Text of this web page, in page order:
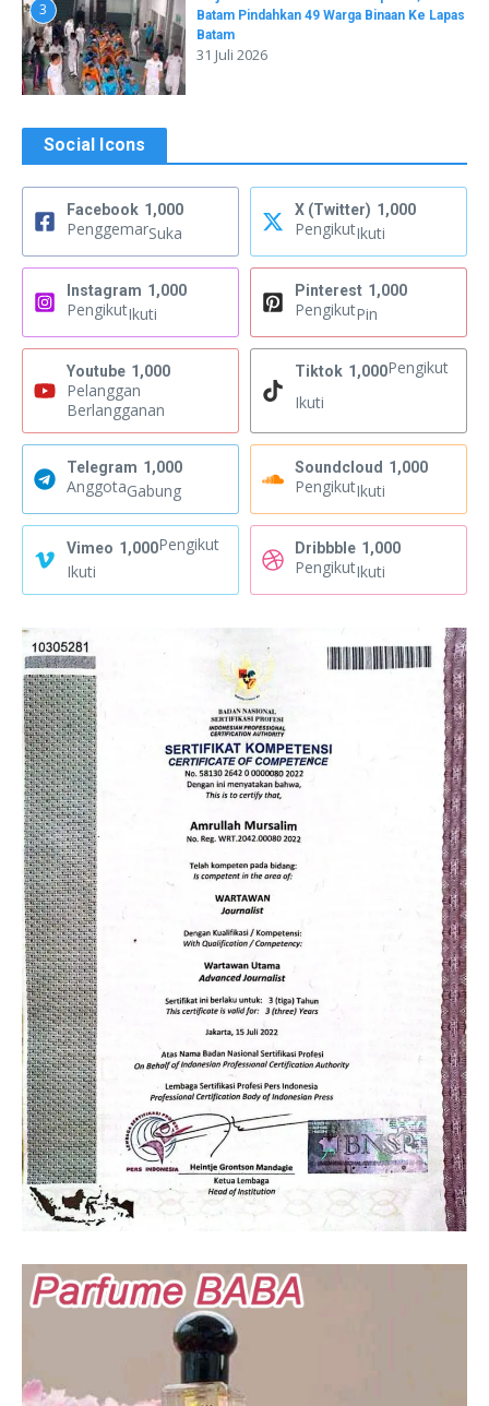
3
Batam Pindahkan 49 Warga Binaan Ke Lapas
Batam
31 Juli 2026
Social Icons
Facebook 1,000
PenggemarSuka
X (Twitter) 1,000
PengikutIkuti
Instagram 1,000
PengikutIkuti
Pinterest 1,000
PengikutPin
Youtube 1,000
Pelanggan
Berlangganan
Tiktok 1,000Pengikut
Ikuti
Telegram 1,000
AnggotaGabung
Soundcloud 1,000
PengikutIkuti
Vimeo 1,000Pengikut
Ikuti
Dribbble 1,000
PengikutIkuti